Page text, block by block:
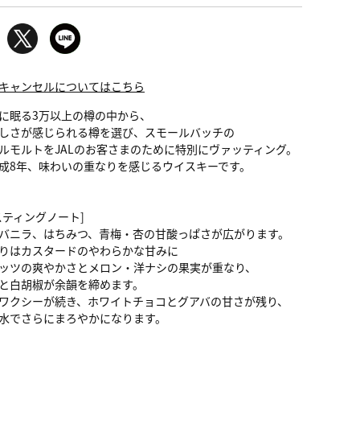
ャンセルについてはこちら
眠る3万以上の樽の中から、
さが感じられる樽を選び、スモールバッチの
モルトをJALのお客さまのために特別にヴァッティング。
8年、味わいの重なりを感じるウイスキーです。
ィングノート]
ニラ、はちみつ、青梅・杏の甘酸っぱさが広がります。
はカスタードのやわらかな甘みに
ツの爽やかさとメロン・洋ナシの果実が重なり、
白胡椒が余韻を締めます。
クシーが続き、ホワイトチョコとグアバの甘さが残り、
でさらにまろやかになります。